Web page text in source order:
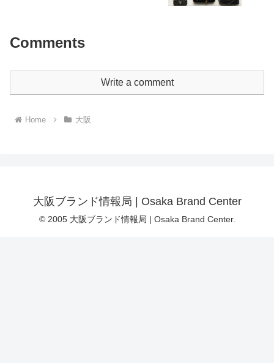
Comments
Write a comment
Home 大阪
大阪ブランド情報局 | Osaka Brand Center
© 2005 大阪ブランド情報局 | Osaka Brand Center.